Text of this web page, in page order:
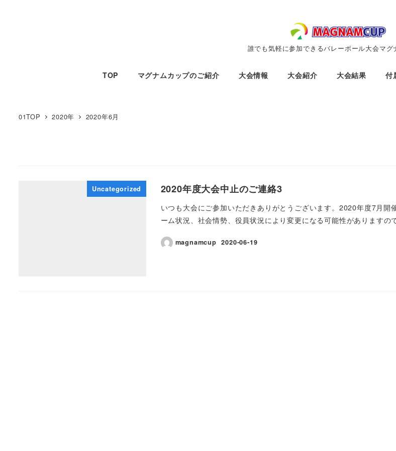
誰でも気軽に参加できるバレーボール大会マグ
TOP マグナムカップのご紹介 大会情報 大会紹介 大会結果 付
01TOP 2020年 2020年6月
Uncategorized 2020年度大会中止のご連絡3
いつも大会にご参加いただきありがとうございます。2020年度7月
ーム状況、社会情勢、役員状況により変更になる可能性があります
magnamcup 2020-06-19